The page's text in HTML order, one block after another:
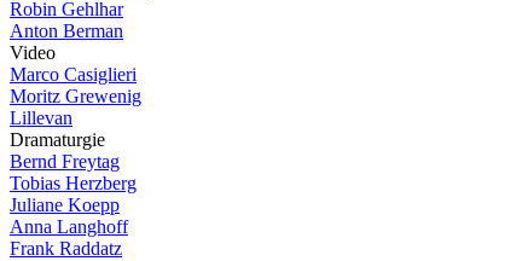
Robin Gehlhar
Anton Berman
Video
Marco Casiglieri
Moritz Grewenig
Lillevan
Dramaturgie
Bernd Freytag
Tobias Herzberg
Juliane Koepp
Anna Langhoff
Frank Raddatz